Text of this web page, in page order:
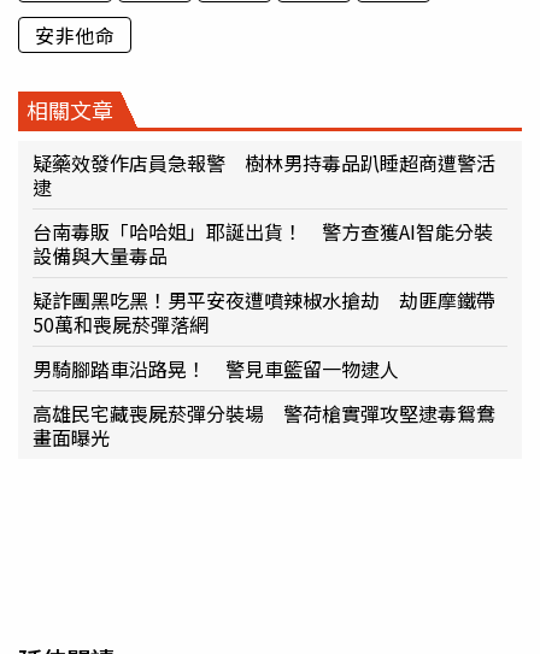
安非他命
相關文章
疑藥效發作店員急報警 樹林男持毒品趴睡超商遭警活
逮
台南毒販「哈哈姐」耶誕出貨！ 警方查獲AI智能分裝
設備與大量毒品
疑詐團黑吃黑！男平安夜遭噴辣椒水搶劫 劫匪摩鐵帶
50萬和喪屍菸彈落網
男騎腳踏車沿路晃！ 警見車籃留一物逮人
高雄民宅藏喪屍菸彈分裝場 警荷槍實彈攻堅逮毒鴛鴦
畫面曝光